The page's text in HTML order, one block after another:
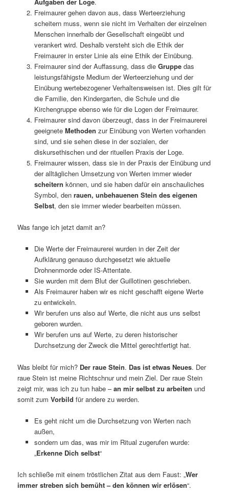
Freimaurer gehen davon aus, dass Werteerziehung
scheitern muss, wenn sie nicht im Verhalten der einzelnen
Menschen innerhalb der Gesellschaft eingeübt und
verankert wird. Deshalb versteht sich die Ethik der
Freimaurer in erster Linie als eine Ethik der Einübung.
Freimaurer sind der Auffassung, dass die Gruppedas
leistungsfähigste Medium der Werteerziehung und der
Einübung wertebezogener Verhaltensweisen ist. Dies gilt für
die Familie, den Kindergarten, die Schule und die
Kirchengruppe ebenso wie für die Logen der Freimaurer.
Freimaurer sind davon überzeugt, dass in der Freimaurerei
geeignete Methoden zur Einübung von Werten vorhanden
sind, und sie sehen diese in der sozialen, der
diskursethischen und der rituellen Praxis der Loge.
Freimaurer wissen, dass sie in der Praxis der Einübung und
der alltäglichen Umsetzung von Werten immer wieder
scheitern können, und sie haben dafür ein anschauliches
Symbol, den rauen, unbehauenen Stein des eigenen
Selbst, den sie immer wieder bearbeiten müssen.
Was fange ich jetzt damit an?
Die Werte der Freimaurerei wurden in der Zeit der
Aufklärung genauso durchgesetzt wie aktuelle
Drohnenmorde oder IS-Attentate.
Sie wurden mit dem Blut der Guillotinen geschrieben.
Als Freimaurer haben wir es nicht geschafft eigene Werte
zu entwickeln.
Wir berufen uns also auf Werte, die nicht aus uns selbst
geboren wurden.
Wir berufen uns auf Werte, zu deren historischer
Durchsetzung der Zweck die Mittel gerechtfertigt hat.
Was bleibt für mich? Der raue Stein. Das ist etwas Neues. Der
raue Stein ist meine Richtschnur und mein Ziel. Der raue Stein
zeigt mir, was ich zu tun habe –an mir selbst zu arbeiten und
somit zumVorbild für andere zu werden.
Es geht nicht um die Durchsetzung von Werten nach
außen,
sondern um das, was mir im Ritual zugerufen wurde:
„Erkenne Dich selbst“
Ich schließe mit einem tröstlichen Zitat aus dem Faust: „Wer
immer streben sich bemüht – den können wir erlösen“.